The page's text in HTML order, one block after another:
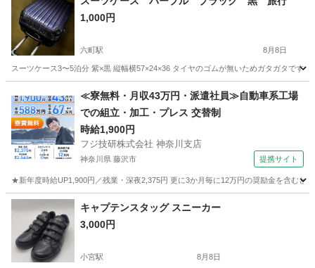
1,000円
六町駅 8月8日
スーツケース3〜5泊分 紫×黒 縦幅横57×24×36 タイヤのゴムが無いためガタガタです
六町駅 バッグ
≪寮無料・月収43万円・派遣社員≫自動車系工場
での組立・加工・プレス 交替制
時給1,900円
フジ技研株式会社 神奈川支店
神奈川県 藤沢市 提携サイト
★新年度時給UP1,900円／残業・深夜2,375円 更に3か月毎に12万円の奨励金を含む
神奈川 藤沢市 その他
キャプテンスタッグ スニーカー
3,000円
小宮駅 8月8日